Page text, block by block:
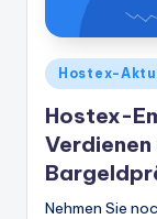
Veröffentlicht
in
Hostex-
Hostex-
Verdienen
Nehmen Sie